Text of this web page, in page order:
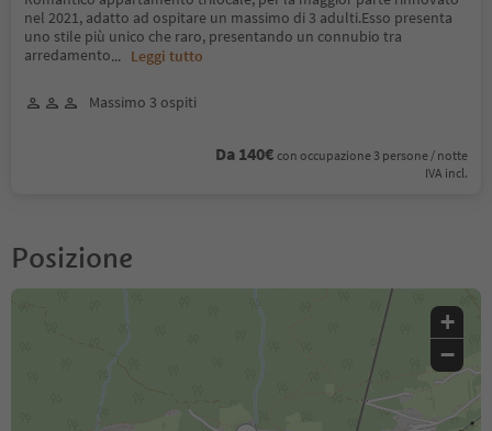
nel 2021, adatto ad ospitare un massimo di 3 adulti.Esso presenta
uno stile più unico che raro, presentando un connubio tra
arredamento... Leggi tutto
Massimo 3 ospiti
Da 140€ con occupazione 3 persone / notte
IVA incl.
Posizione
+
−